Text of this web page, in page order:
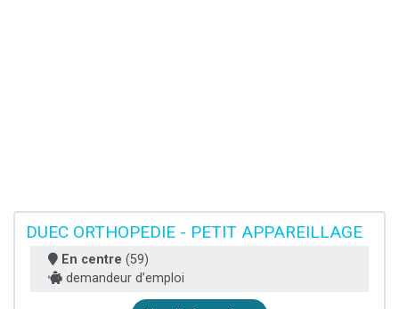
DUEC ORTHOPEDIE - PETIT APPAREILLAGE
En centre (59)
demandeur d’emploi